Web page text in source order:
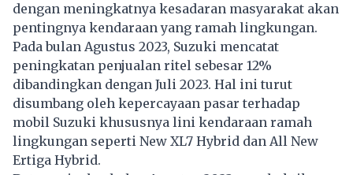
dengan meningkatnya kesadaran masyarakat akan
pentingnya kendaraan yang ramah lingkungan.
Pada bulan Agustus 2023, Suzuki mencatat
peningkatan penjualan ritel sebesar 12%
dibandingkan dengan Juli 2023. Hal ini turut
disumbang oleh kepercayaan pasar terhadap
mobil Suzuki khususnya lini kendaraan ramah
lingkungan seperti New XL7 Hybrid dan All New
Ertiga Hybrid.